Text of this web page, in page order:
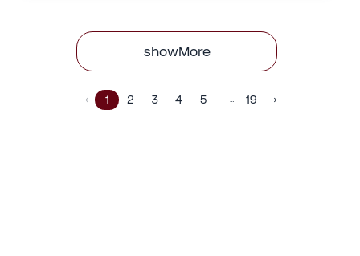
showMore
1 2 3 4 5 … 19